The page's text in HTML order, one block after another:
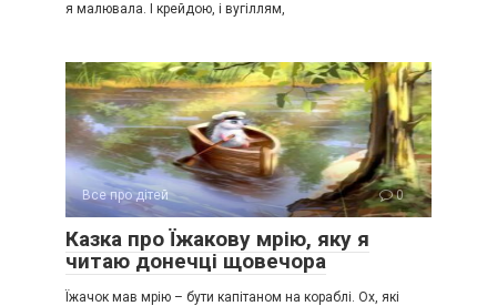
я малювала. І крейдою, і вугіллям,
Все про дітей 0
Казка про Їжакову мрію, яку я
читаю донечці щовечора
Їжачок мав мрію – бути капітаном на кораблі. Ох, які